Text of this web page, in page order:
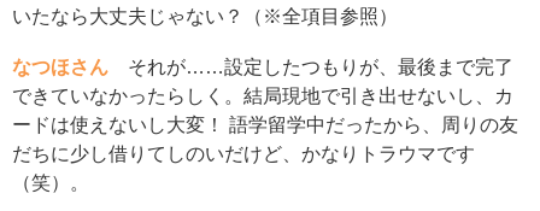
いたなら大丈夫じゃない？（※全項目参照）
なつほさん それが……設定したつもりが、最後まで完了
できていなかったらしく。結局現地で引き出せないし、カ
ードは使えないし大変！ 語学留学中だったから、周りの友
だちに少し借りてしのいだけど、かなりトラウマです
（笑）。